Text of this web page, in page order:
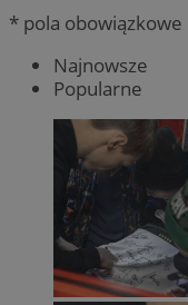
* pola obowiązkowe
Najnowsze
Popularne